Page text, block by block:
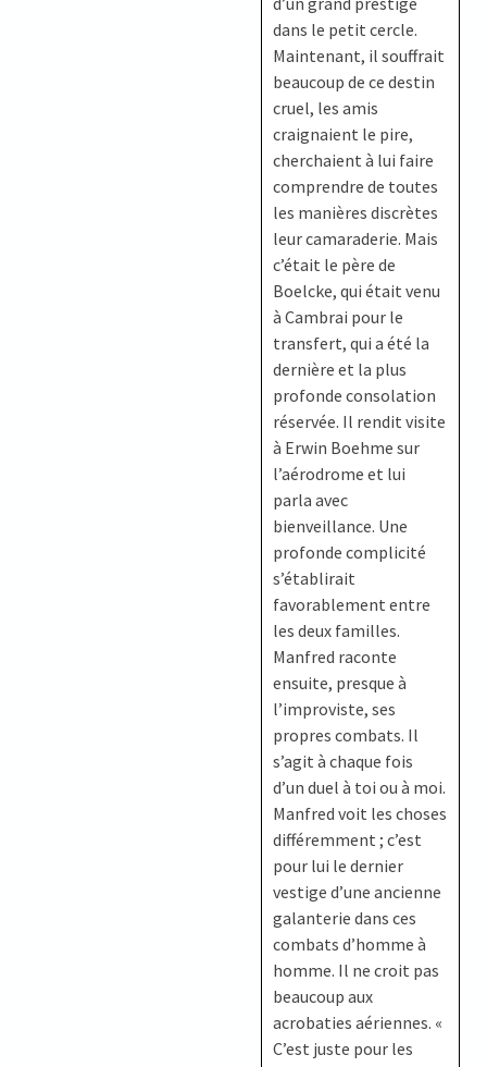
dans le petit cercle.
Maintenant, il souffrait
beaucoup de ce destin
cruel, les amis
craignaient le pire,
cherchaient à lui faire
comprendre de toutes
les manières discrètes
leur camaraderie. Mais
c’était le père de
Boelcke, qui était venu
à Cambrai pour le
transfert, qui a été la
dernière et la plus
profonde consolation
réservée. Il rendit visite
à Erwin Boehme sur
l’aérodrome et lui
parla avec
bienveillance. Une
profonde complicité
s’établirait
favorablement entre
les deux familles.
Manfred raconte
ensuite, presque à
l’improviste, ses
propres combats. Il
s’agit à chaque fois
d’un duel à toi ou à moi.
Manfred voit les choses
différemment ; c’est
pour lui le dernier
vestige d’une ancienne
galanterie dans ces
combats d’homme à
homme. Il ne croit pas
beaucoup aux
acrobaties aériennes. «
C’est juste pour les